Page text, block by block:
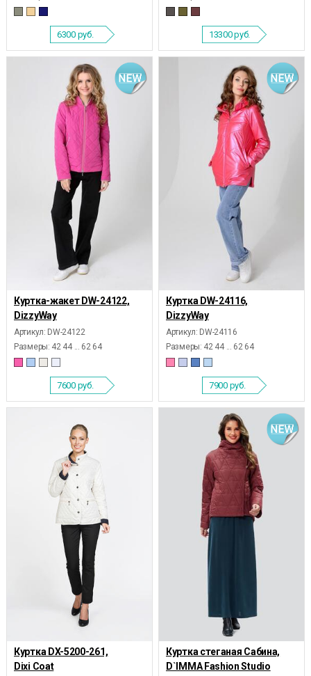
6300 руб. 13300руб.
Куртка-жакет DW-24122,
DizzyWay
Артикул: DW-24122
Размеры: 42 44 ... 62 64
7600 руб.
Куртка DW-24116,
DizzyWay
Артикул: DW-24116
Размеры: 42 44 ... 62 64
7900 руб.
Куртка DX-5200-261,
Dixi Coat
Куртка стеганая Сабина,
D`IMMA Fashion Studio